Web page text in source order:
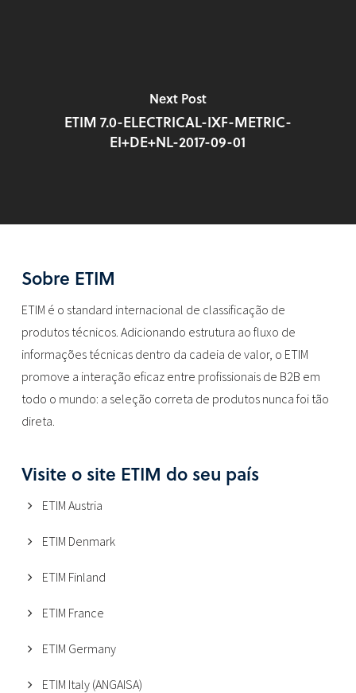
Next Post
ETIM 7.0-ELECTRICAL-IXF-METRIC-
EI+DE+NL-2017-09-01
Sobre ETIM
ETIM é o standard internacional de classificação de
produtos técnicos. Adicionando estrutura ao fluxo de
informações técnicas dentro da cadeia de valor, o ETIM
promove a interação eficaz entre profissionais de B2B em
todo o mundo: a seleção correta de produtos nunca foi tão
direta.
Visite o site ETIM do seu país
ETIM Austria
ETIM Denmark
ETIM Finland
ETIM France
ETIM Germany
ETIM Italy (ANGAISA)